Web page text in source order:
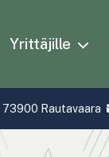
Yrittäjille
73900 Rautavaara